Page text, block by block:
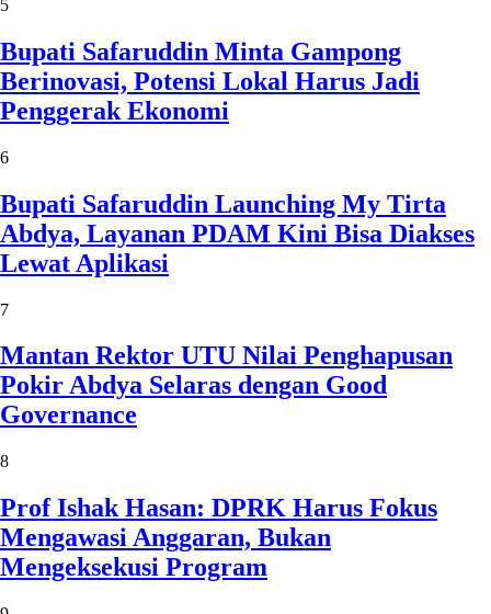
5
Bupati Safaruddin Minta Gampong
Berinovasi, Potensi Lokal Harus Jadi
Penggerak Ekonomi
6
Bupati Safaruddin Launching My Tirta
Abdya, Layanan PDAM Kini Bisa Diakses
Lewat Aplikasi
7
Mantan Rektor UTU Nilai Penghapusan
Pokir Abdya Selaras dengan Good
Governance
8
Prof Ishak Hasan: DPRK Harus Fokus
Mengawasi Anggaran, Bukan
Mengeksekusi Program